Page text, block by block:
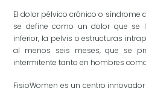
El dolor pélvico crónico o síndrome
se define como un dolor que se
inferior, la pelvis o estructuras
al menos seis meses, que se
intermitente tanto en hombres
FisioWomen es un centro